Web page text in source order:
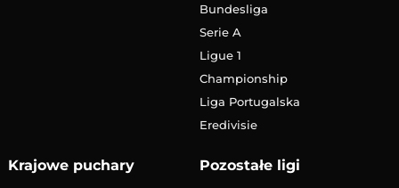
Bundesliga
Serie A
Ligue 1
Championship
Liga Portugalska
Eredivisie
Krajowe puchary Pozostałe ligi